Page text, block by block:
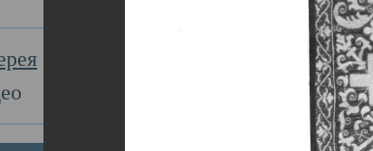
Галерея Храмы-
Свято-